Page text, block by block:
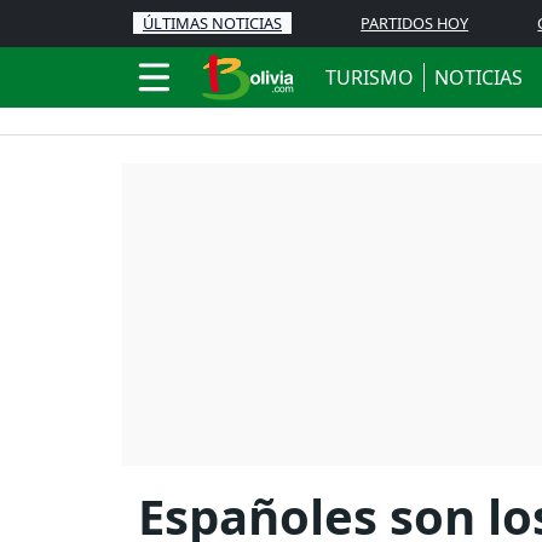
ÚLTIMAS NOTICIAS PARTIDOS HOY
TURISMO NOTICIAS
Españoles son